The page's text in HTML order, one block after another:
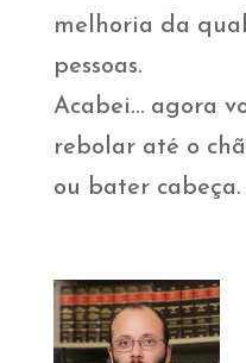
melhoria da
pessoas.
Acabei… agora
rebolar até o
ou bater cabeça.